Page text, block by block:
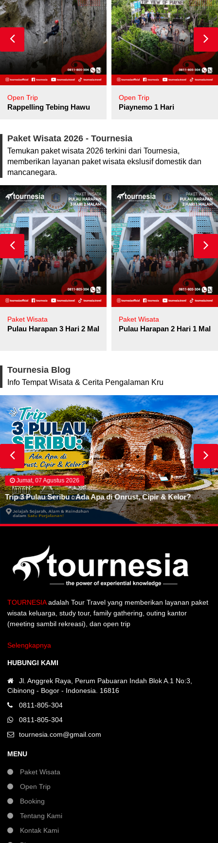
Open Trip
Rappelling Tebing Hawu
Open Trip
Piaynemo 1 Hari
Paket Wisata 2026 - Tournesia
Temukan paket wisata 2026 terkini dari Tournesia,
memberikan layanan paket wisata ekslusif domestik dan
mancanegara.
Paket Wisata
Pulau Harapan 3 Hari 2 Malam
Paket Wisata
Pulau Harapan 2 Hari 1
Tournesia Blog
Info Tempat Wisata & Cerita Pengalaman Kru
Jumat, 07 Agustus 2026
Trip 3 Pulau Seribu : Ada Apa di Onrust, Cipir & Kelor?
TOURNESIAadalah Tour Travel yang memberikan layanan paket
wisata keluarga, study tour, family gathering, outing kantor
(meeting sambil rekreasi), dan open trip
Selengkapnya
HUBUNGI KAMI
Jl. Anggrek Raya, Perum Pabuaran Indah Blok A.1 No:3,
Cibinong - Bogor - Indonesia. 16816
0811-805-304
0811-805-304
tournesia.com@gmail.com
MENU
Paket Wisata
Open Trip
Booking
Tentang Kami
Kontak Kami